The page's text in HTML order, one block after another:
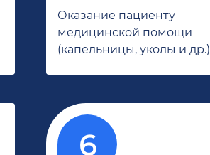
Оказание пациенту
медицинской помощи
(капельницы, уколы и др.)